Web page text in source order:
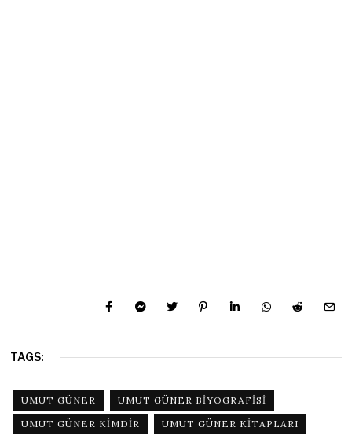
TAGS:
UMUT GÜNER
UMUT GÜNER BIYOGRAFISI
UMUT GÜNER KIMDIR
UMUT GÜNER KITAPLARI